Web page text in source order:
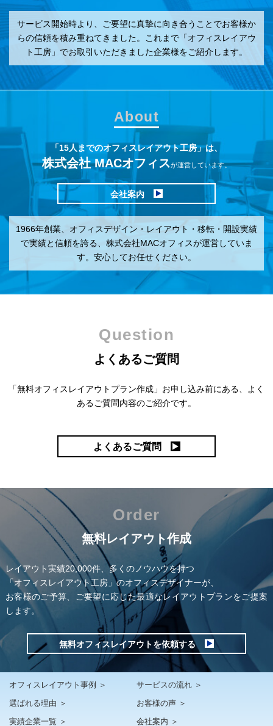
サービス開始時より、ご要望に真摯に向き合うことでお客様か
らの信頼を積み重ねてきました。これまで「オフィスレイアウ
ト工房」でお取引いただきました企業様をご紹介します。
About
「15人までのオフィスレイアウト工房」は、
株式会社 MACオフィスが運営しています。
会社案内
1966年創業、オフィスデザイン・レイアウト・移転・開設実績
で実績と信頼を誇る、株式会社MACオフィスが運営していま
す。安心してお任せください。
Question
よくあるご質問
「無料オフィスレイアウトプラン作成」お申し込み前にある、
よく
あるご質問内容のご紹介です。
よくあるご質問
Order
無料レイアウト作成
レイアウト実績20,000件、多くのノウハウを持つ
「オフィスレイアウト工房」のオフィスデザイナーが、
お客様のご予算、ご要望に応じた最適なレイアウトプランをご提案
します。
無料オフィスレイアウトを依頼する
オフィスレイアウト事例 ＞ サービスの流れ ＞
選ばれる理由 ＞ お客様の声 ＞
実績企業一覧 ＞ 会社案内 ＞